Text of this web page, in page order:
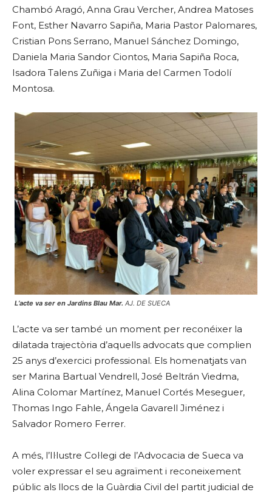
Chambó Aragó, Anna Grau Vercher, Andrea Matoses
Font, Esther Navarro Sapiña, Maria Pastor Palomares,
Cristian Pons Serrano, Manuel Sánchez Domingo,
Daniela Maria Sandor Ciontos, Maria Sapiña Roca,
Isadora Talens Zuñiga i Maria del Carmen Todolí
Montosa.
L’acte va ser en Jardins Blau Mar. AJ. DE SUECA
L’acte va ser també un moment per reconéixer la
dilatada trajectòria d’aquells advocats que complien
25 anys d’exercici professional. Els homenatjats van
ser Marina Bartual Vendrell, José Beltrán Viedma,
Alina Colomar Martínez, Manuel Cortés Meseguer,
Thomas Ingo Fahle, Ángela Gavarell Jiménez i
Salvador Romero Ferrer.
A més, l’Il·lustre Col·legi de l’Advocacia de Sueca va
voler expressar el seu agraïment i reconeixement
públic als llocs de la Guàrdia Civil del partit judicial de